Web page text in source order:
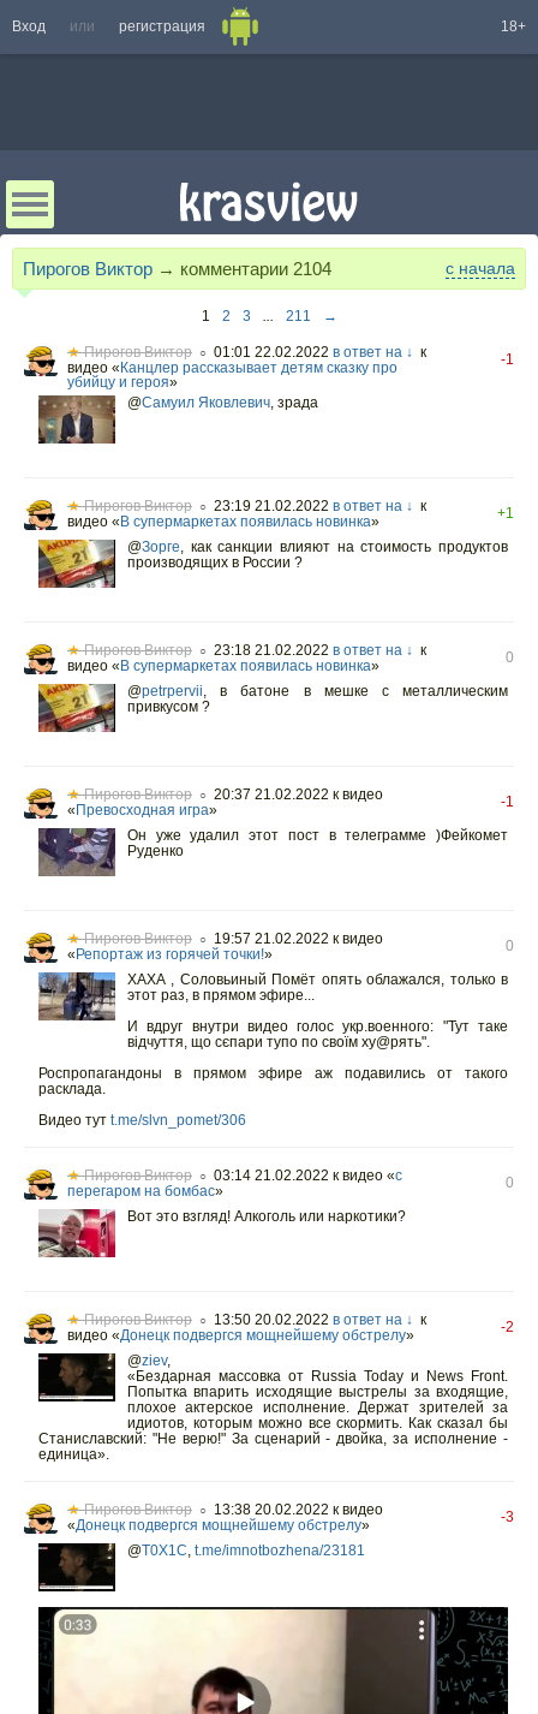
Вход или регистрация 18+
Пирогов Виктор → комментарии 2104 с начала
1 2 3 ... 211 →
★Пирогов Виктор ○ 01:01 22.02.2022 в ответ на ↓ к
видео « Канцлер рассказывает детям сказку про
убийцу и героя»
-1
@Самуил Яковлевич, зрада
★Пирогов Виктор ○ 23:19 21.02.2022 в ответ на ↓ к
видео « В супермаркетах появилась новинка»
+1
@Зорге, как санкции влияют на стоимость продуктов
производящих в России ?
★Пирогов Виктор ○ 23:18 21.02.2022 в ответ на ↓ к
видео « В супермаркетах появилась новинка»
0
@petrpervii, в батоне в мешке с металлическим
привкусом ?
★Пирогов Виктор ○ 20:37 21.02.2022 к видео
« Превосходная игра»
-1
Он уже удалил этот пост в телеграмме )Фейкомет
Руденко
★Пирогов Виктор ○ 19:57 21.02.2022 к видео
« Репортаж из горячей точки!»
0
ХАХА , Соловьиный Помёт опять облажался, только в
этот раз, в прямом эфире...
И вдруг внутри видео голос укр.военного: "Тут таке
відчуття, що сєпари тупо по своїм ху@рять".
Роспропагандоны в прямом эфире аж подавились от такого
расклада.
Видео тут t.me/slvn_pomet/306
★Пирогов Виктор ○ 03:14 21.02.2022 к видео «с
перегаром на бомбас»
0
Вот это взгляд! Алкоголь или наркотики?
★Пирогов Виктор ○ 13:50 20.02.2022 в ответ на ↓ к
видео «Донецк подвергся мощнейшему обстрелу»
-2
@ziev,
«Бездарная массовка от Russia Today и News Front.
Попытка впарить исходящие выстрелы за входящие,
плохое актерское исполнение. Держат зрителей за
идиотов, которым можно все скормить. Как сказал бы
Станиславский: "Не верю!" За сценарий - двойка, за исполнение -
единица».
★Пирогов Виктор ○ 13:38 20.02.2022 к видео
«Донецк подвергся мощнейшему обстрелу»
-3
@T0X1C, t.me/imnotbozhena/23181